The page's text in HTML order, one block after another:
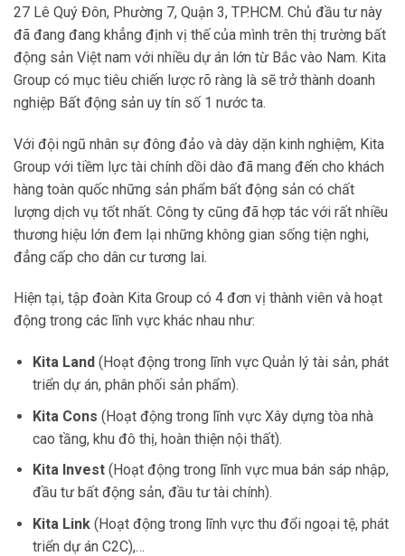
27 Lê Quý Đôn, Phường 7, Quận 3, TP.HCM. Chủ đầu tư này
đã đang đang khẳng định vị thế của mình trên thị trường bất
động sản Việt nam với nhiều dự án lớn từ Bắc vào Nam. Kita
Group có mục tiêu chiến lược rõ ràng là sẽ trở thành doanh
nghiệp Bất động sản uy tín số 1 nước ta.
Với đội ngũ nhân sự đông đảo và dày dặn kinh nghiệm, Kita
Group với tiềm lực tài chính dồi dào đã mang đến cho khách
hàng toàn quốc những sản phẩm bất động sản có chất
lượng dịch vụ tốt nhất. Công ty cũng đã hợp tác với rất nhiều
thương hiệu lớn đem lại những không gian sống tiện nghi,
đẳng cấp cho dân cư tương lai.
Hiện tại, tập đoàn Kita Group có 4 đơn vị thành viên và hoạt
động trong các lĩnh vực khác nhau như:
Kita Land(Hoạt động trong lĩnh vực Quản lý tài sản, phát
triển dự án, phân phối sản phẩm).
Kita Cons (Hoạt động trong lĩnh vực Xây dựng tòa nhà
cao tầng, khu đô thị, hoàn thiện nội thất).
Kita Invest(Hoạt động trong lĩnh vực mua bán sáp nhập,
đầu tư bất động sản, đầu tư tài chính).
Kita Link(Hoạt động trong lĩnh vực thu đổi ngoại tệ, phát
triển dự án C2C),…